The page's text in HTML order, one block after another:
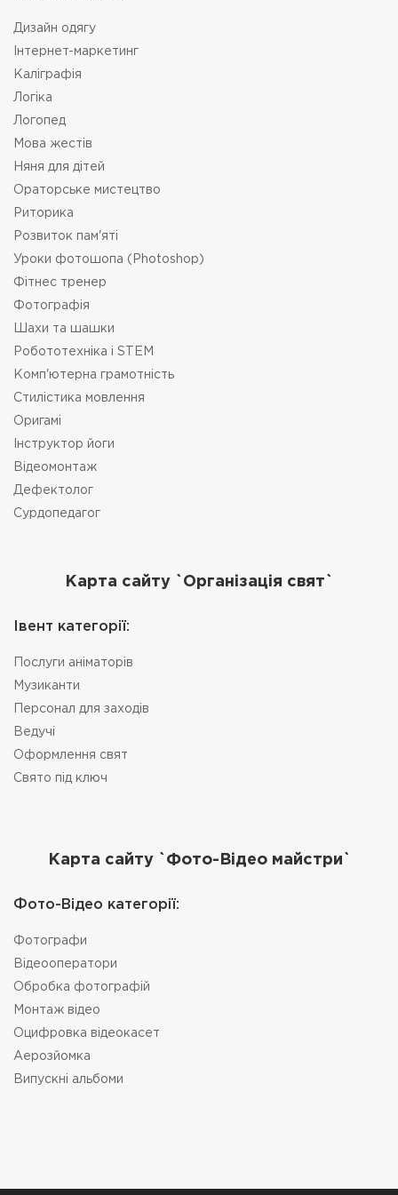
Дизайн одягу
Інтернет-маркетинг
Каліграфія
Логіка
Логопед
Мова жестів
Няня для дітей
Ораторське мистецтво
Риторика
Розвиток пам'яті
Уроки фотошопа (Photoshop)
Фітнес тренер
Фотографія
Шахи та шашки
Робототехніка i STEM
Комп'ютерна грамотність
Стилістика мовлення
Оригамі
Інструктор йоги
Відеомонтаж
Дефектолог
Сурдопедагог
Карта сайту `Організація свят`
Івент категорії:
Послуги аніматорів
Музиканти
Персонал для заходів
Ведучі
Оформлення свят
Свято під ключ
Карта сайту `Фото-Відео майстри`
Фото-Відео категорії:
Фотографи
Відеооператори
Обробка фотографій
Монтаж відео
Оцифровка відеокасет
Аерозйомка
Випускні альбоми